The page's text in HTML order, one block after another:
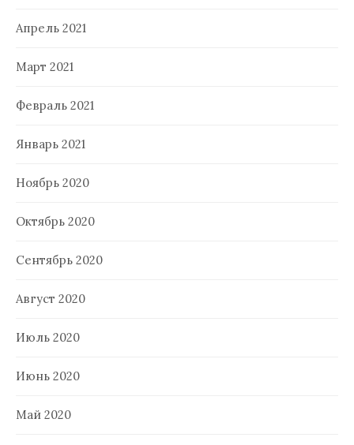
Апрель 2021
Март 2021
Февраль 2021
Январь 2021
Ноябрь 2020
Октябрь 2020
Сентябрь 2020
Август 2020
Июль 2020
Июнь 2020
Май 2020